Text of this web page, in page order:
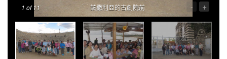
1 of 11 該撒利亞的古劇院前 - +